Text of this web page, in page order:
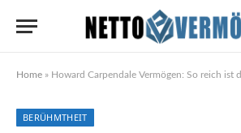
Home » Howard Carpendale Vermögen: So reich ist
BERÜHMTHEIT